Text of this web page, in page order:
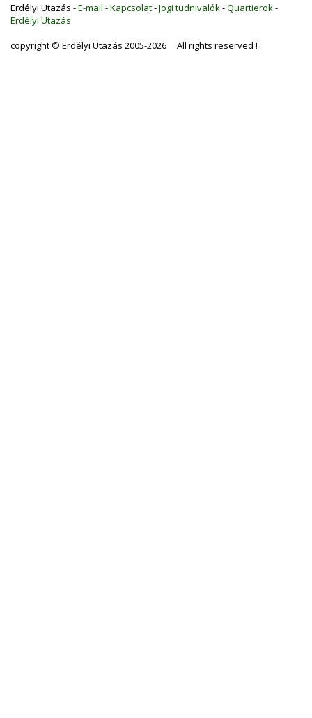
Erdélyi Utazás -E-mail -Kapcsolat-Jogi tudnivalók -Quartierok -
Erdélyi Utazás
copyright © Erdélyi Utazás 2005-2026 All rights reserved !